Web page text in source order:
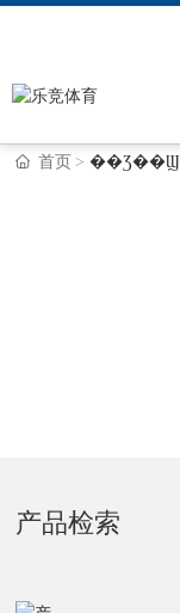
首页 ��Ʒ��Ϣ
产品检索